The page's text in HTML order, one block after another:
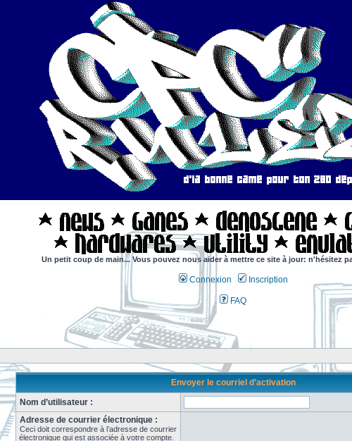
Un petit coup de main... Vous pouvez nous aider à mettre ce site à jour: n'hésitez
Connexion Inscription
FAQ
Envoyer le courriel d’activation
Nom d’utilisateur :
Adresse de courrier électronique :
Ceci doit correspondre à l’adresse de courrier
électronique qui est associée à votre compte.